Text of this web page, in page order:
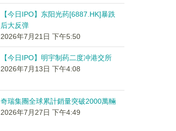
【今日IPO】东阳光药[6887.HK]暴跌
后大反弹
2026年7月21日 下午5:50
【今日IPO】明宇制药二度冲港交所
2026年7月13日 下午4:08
奇瑞集團全球累計銷量突破2000萬輛
2026年7月27日 下午4:49